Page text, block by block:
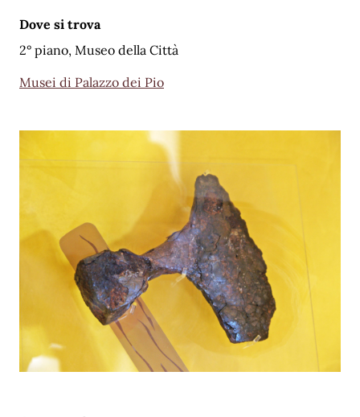
Dove si trova
2° piano, Museo della Città
Musei di Palazzo dei Pio